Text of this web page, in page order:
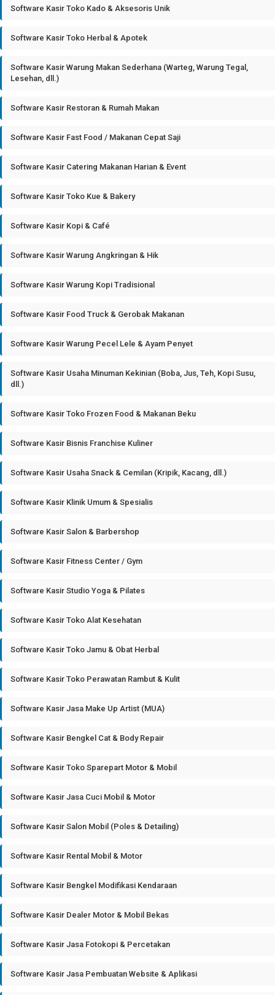
Software Kasir Toko Kado & Aksesoris Unik
Software Kasir Toko Herbal & Apotek
Software Kasir Warung Makan Sederhana (Warteg, Warung Tegal,
Lesehan, dll.)
Software Kasir Restoran & Rumah Makan
Software Kasir Fast Food / Makanan Cepat Saji
Software Kasir Catering Makanan Harian & Event
Software Kasir Toko Kue & Bakery
Software Kasir Kopi & Café
Software Kasir Warung Angkringan & Hik
Software Kasir Warung Kopi Tradisional
Software Kasir Food Truck & Gerobak Makanan
Software Kasir Warung Pecel Lele & Ayam Penyet
Software Kasir Usaha Minuman Kekinian (Boba, Jus, Teh, Kopi Susu,
dll.)
Software Kasir Toko Frozen Food & Makanan Beku
Software Kasir Bisnis Franchise Kuliner
Software Kasir Usaha Snack & Cemilan (Kripik, Kacang, dll.)
Software Kasir Klinik Umum & Spesialis
Software Kasir Salon & Barbershop
Software Kasir Fitness Center / Gym
Software Kasir Studio Yoga & Pilates
Software Kasir Toko Alat Kesehatan
Software Kasir Toko Jamu & Obat Herbal
Software Kasir Toko Perawatan Rambut & Kulit
Software Kasir Jasa Make Up Artist (MUA)
Software Kasir Bengkel Cat & Body Repair
Software Kasir Toko Sparepart Motor & Mobil
Software Kasir Jasa Cuci Mobil & Motor
Software Kasir Salon Mobil (Poles & Detailing)
Software Kasir Rental Mobil & Motor
Software Kasir Bengkel Modifikasi Kendaraan
Software Kasir Dealer Motor & Mobil Bekas
Software Kasir Jasa Fotokopi & Percetakan
Software Kasir Jasa Pembuatan Website & Aplikasi